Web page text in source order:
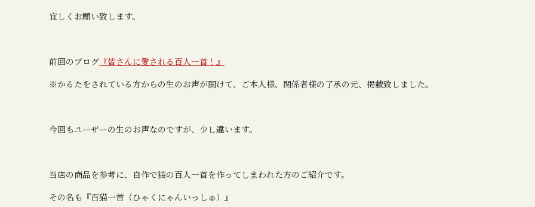
宜しくお願い致します。
前回のブログ 『皆さんに愛される百人一首！』
※かるたをされている方からの生のお声が聞けて、ご本人様、関係者様の了承の元、掲載致しました。
今回もユーザーの生のお声なのですが、少し違います。
当店の商品を参考に、自作で猫の百人一首を作ってしまわれた方のご紹介です。
その名も『百猫一首（ひゃくにゃんいっしゅ）』